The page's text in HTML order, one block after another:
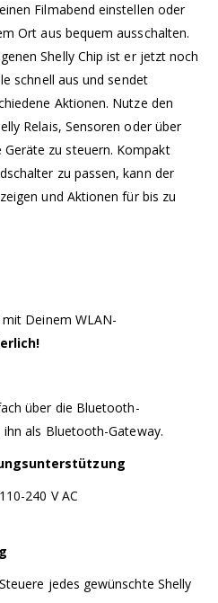
Filmabend einstellen oder
Ort aus bequem ausschalten.
Shelly Chip ist er jetzt noch
schnell aus und sendet
Aktionen. Nutze den
Relais, Sensoren oder über
zu steuern. Kompakt
zu passen, kann der
und Aktionen für bis zu
mit Deinem WLAN-
über die Bluetooth-
als Bluetooth-Gateway.
240 V AC
jedes gewünschte Shelly